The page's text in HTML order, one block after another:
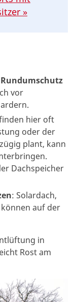
»
Rundumschutz
vor
hier oft
oder der
plant, kann
Dachspeicher
: Solardach,
auf der
in
Rost am